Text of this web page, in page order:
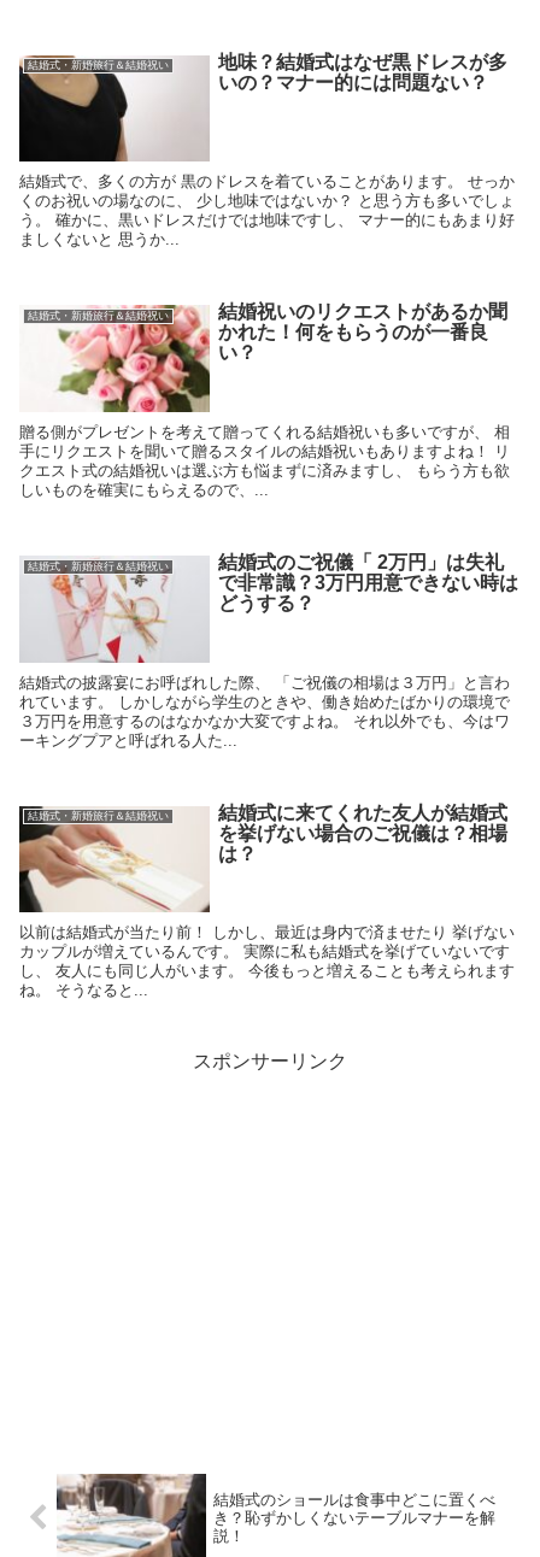
結婚式・新婚旅行＆結婚祝い
地味？結婚式はなぜ黒ドレスが多
いの？マナー的には問題ない？
結婚式で、多くの方が 黒のドレスを着ていることがあります。 せっか
くのお祝いの場なのに、 少し地味ではないか？ と思う方も多いでしょ
う。 確かに、黒いドレスだけでは地味ですし、 マナー的にもあまり好
ましくないと 思うか...
結婚式・新婚旅行＆結婚祝い
結婚祝いのリクエストがあるか聞
かれた！何をもらうのが一番良
い？
贈る側がプレゼントを考えて贈ってくれる結婚祝いも多いですが、 相
手にリクエストを聞いて贈るスタイルの結婚祝いもありますよね！ リ
クエスト式の結婚祝いは選ぶ方も悩まずに済みますし、 もらう方も欲
しいものを確実にもらえるので、...
結婚式・新婚旅行＆結婚祝い
結婚式のご祝儀「 2万円」は失礼
で非常識？3万円用意できない時は
どうする？
結婚式の披露宴にお呼ばれした際、 「ご祝儀の相場は３万円」と言わ
れています。 しかしながら学生のときや、働き始めたばかりの環境で
３万円を用意するのはなかなか大変ですよね。 それ以外でも、今はワ
ーキングプアと呼ばれる人た...
結婚式・新婚旅行＆結婚祝い
結婚式に来てくれた友人が結婚式
を挙げない場合のご祝儀は？相場
は？
以前は結婚式が当たり前！ しかし、最近は身内で済ませたり 挙げない
カップルが増えているんです。 実際に私も結婚式を挙げていないです
し、 友人にも同じ人がいます。 今後もっと増えることも考えられます
ね。 そうなると...
スポンサーリンク
結婚式のショールは食事中どこに置くべ
き？恥ずかしくないテーブルマナーを解
説！